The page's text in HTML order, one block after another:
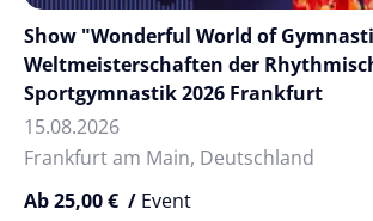
Show "Wonderful World of
Weltmeisterschaften der
Sportgymnastik 2026 Frankfurt
15.08.2026
Frankfurt am Main, Deutschland
Ab 25,00 € / Event